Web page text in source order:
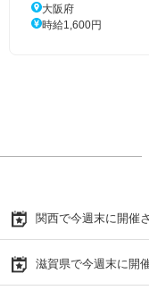
大阪府
時給1,600円
関西で今週末に開催
滋賀県で今週末に開